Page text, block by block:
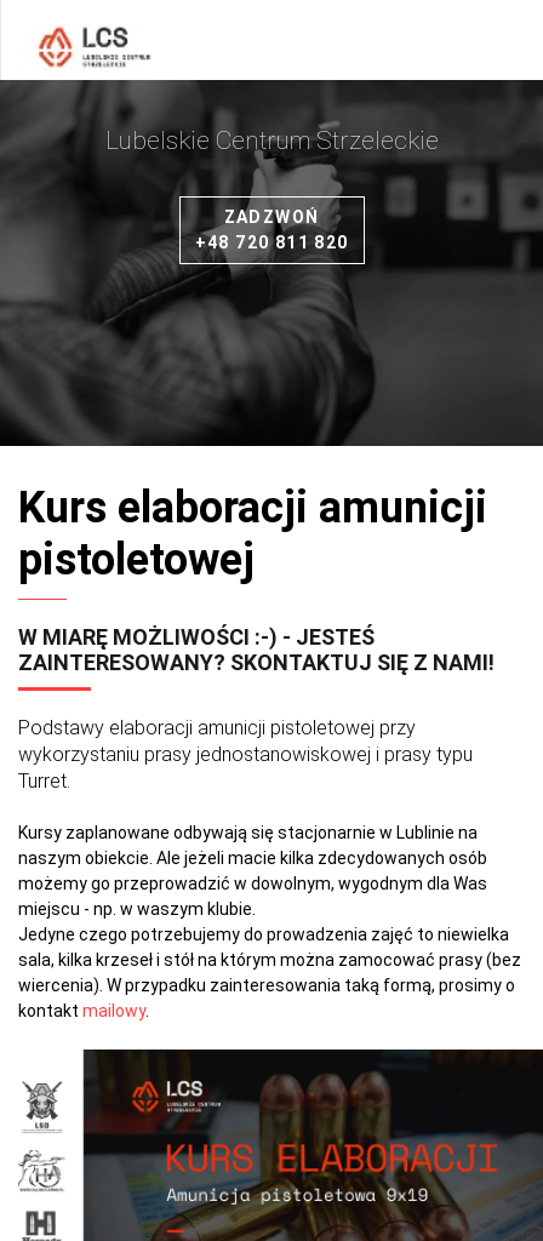
Lubelskie Centrum Strzeleckie
ZADZWOŃ
+48 720 811 820
Kurs elaboracji amunicji
pistoletowej
W MIARĘ MOŻLIWOŚCI :-) - JESTEŚ
ZAINTERESOWANY? SKONTAKTUJ SIĘ Z NAMI!
Podstawy elaboracji amunicji pistoletowej przy
wykorzystaniu prasy jednostanowiskowej i prasy typu
Turret.
Kursy zaplanowane odbywają się stacjonarnie w Lublinie na
naszym obiekcie. Ale jeżeli macie kilka zdecydowanych osób
możemy go przeprowadzić w dowolnym, wygodnym dla Was
miejscu - np. w waszym klubie.
Jedyne czego potrzebujemy do prowadzenia zajęć to niewielka
sala, kilka krzeseł i stół na którym można zamocować prasy (bez
wiercenia). W przypadku zainteresowania taką formą, prosimy o
kontakt mailowy.